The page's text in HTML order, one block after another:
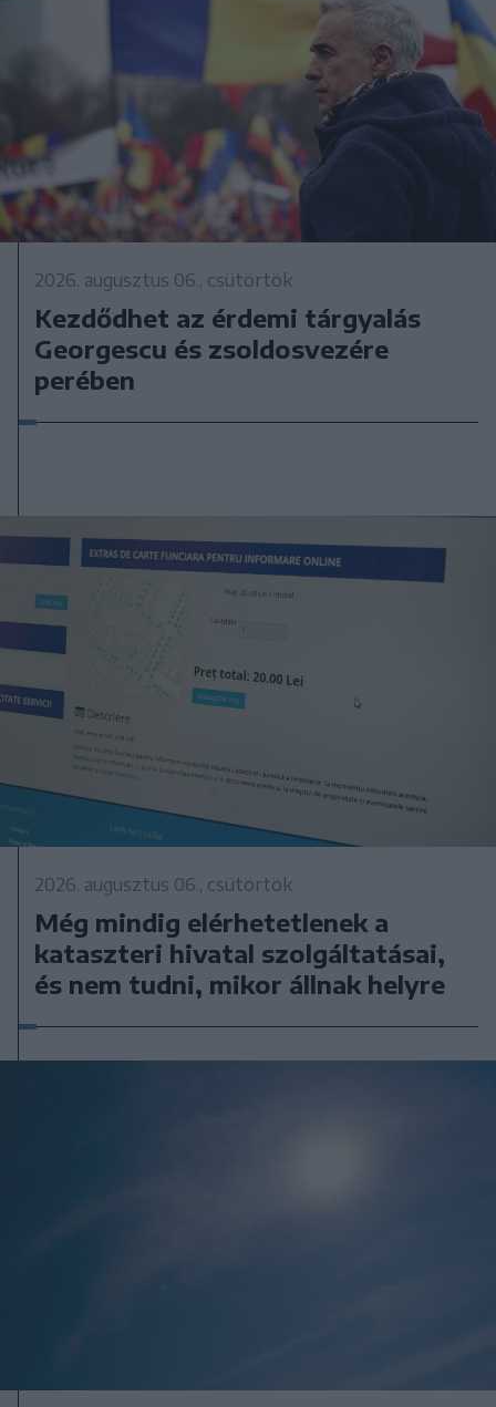
2026. augusztus 06., csütörtök
Kezdődhet az érdemi tárgyalás
Georgescu és zsoldosvezére
perében
2026. augusztus 06., csütörtök
Még mindig elérhetetlenek a
kataszteri hivatal szolgáltatásai,
és nem tudni, mikor állnak helyre